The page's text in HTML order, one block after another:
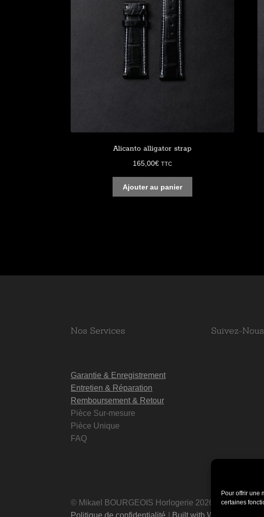
Pour offrir une
certaines
Alicanto alligator strap
165,00€ TTC
Ajouter au panier
Nos Services
Garantie & Enregistrement
Entretien & Réparation
Remboursement & Retour
Pièce Sur-mesure
Pièce Unique
FAQ
Suivez-Nous
© Mikael BOURGEOIS Horlogerie 2026
Politique de confidentialité
Built with WooCommerce